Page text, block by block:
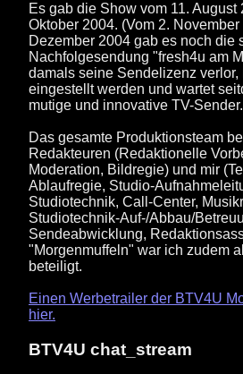
Es gab die Show vom 11. August
Oktober 2004. (Vom 2.
Dezember 2004 gab es noch die
Nachfolgesendung "fresh4u am
damals seine Sendelizenz verlor,
eingestellt werden und wartet
mutige und innovative TV-Sender.
Das gesamte Produktionsteam
Redakteuren (Redaktionelle
Moderation, Bildregie) und mir
Ablaufregie, Studio-
Studiotechnik, Call-Center,
Studiotechnik-Auf-/Abbau/
Sendeabwicklung,
"Morgenmuffeln" war ich zudem
beteiligt.
Einen Werbetrailer der BTV4U
hier.
BTV4U chat_stream